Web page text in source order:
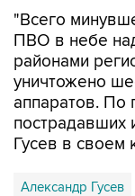
"Всего
ПВО в небе
районами
уничтожено
аппаратов. По
пострадавших
Гусев в своем
Александр Гусев